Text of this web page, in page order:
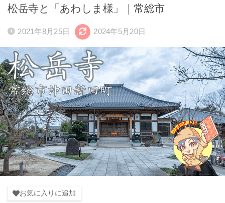
松岳寺と「あわしま様」｜常総市
2021年8月25日 2024年5月20日
お気に入りに追加